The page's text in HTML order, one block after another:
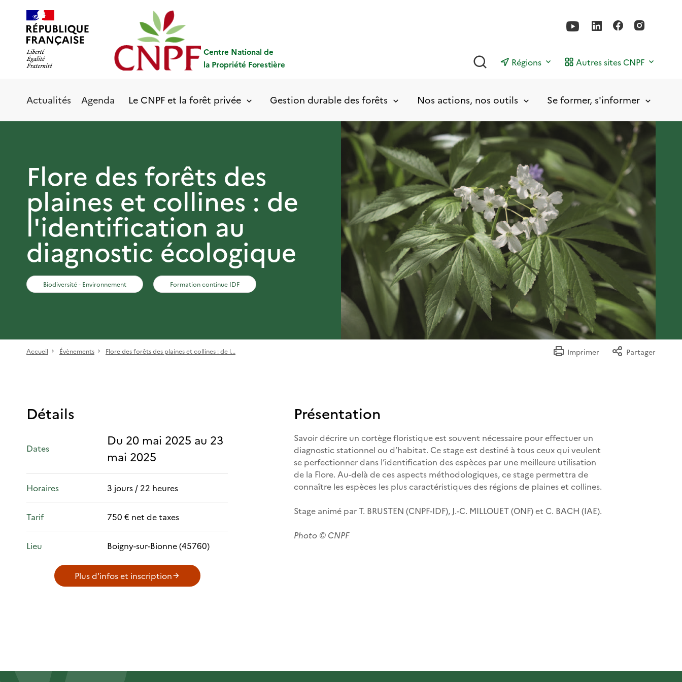
contenu
principal
Centre National de
la Propriété Forestière
Rechercher
Régions Autres sites CNPF
Actualités Agenda Le CNPF et la forêt privée Gestion durable des forêts Nos actions, nos outils Se former, s'informer
Flore des forêts des
plaines et collines : de
l'identification au
diagnostic écologique
Biodiversité - Environnement Formation continue IDF
Accueil Évènements Flore des forêts des plaines et collines : de l... Imprimer Partager
Détails
Dates
Du 20 mai 2025 au 23
mai 2025
Horaires 3 jours / 22 heures
Tarif 750 € net de taxes
Lieu Boigny-sur-Bionne (45760)
Plus d'infos et inscription
Présentation
Savoir décrire un cortège floristique est souvent nécessaire pour effectuer un
diagnostic stationnel ou d’habitat. Ce stage est destiné à tous ceux qui veulent
se perfectionner dans l’identification des espèces par une meilleure utilisation
de la Flore. Au-delà de ces aspects méthodologiques, ce stage permettra de
connaître les espèces les plus caractéristiques des régions de plaines et collines.
Stage animé par T. BRUSTEN (CNPF-IDF), J.-C. MILLOUET (ONF) et C. BACH (IAE).
Photo © CNPF